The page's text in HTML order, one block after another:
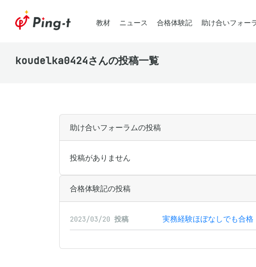
教材 ニュース 合格体験記 助け合いフォー
koudelka0424さんの投稿一覧
助け合いフォーラムの投稿
投稿がありません
合格体験記の投稿
2023/03/20 投稿 実務経験ほぼなしでも合格